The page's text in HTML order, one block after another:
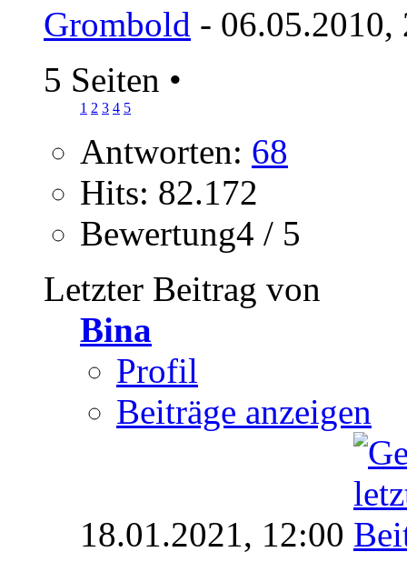
Grombold - 06.05.2010,
5 Seiten •
1 2 3 4 5
Antworten: 68
Hits: 82.172
Bewertung4 / 5
Letzter Beitrag von
Bina
Profil
Beiträge anzeigen
18.01.2021, 12:00